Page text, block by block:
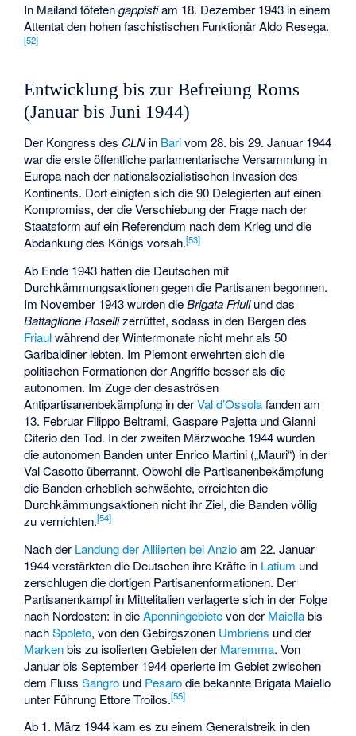
In Mailand tötetengappistiam 18. Dezember 1943 in einem
Attentat den hohen faschistischen FunktionärAldo Resega.
[52]
Entwicklung bis zur Befreiung Roms
(Januar bis Juni 1944)
Der Kongress des CLNin Barivom 28. bis 29. Januar 1944
war die erste öffentliche parlamentarische Versammlung in
Europa nach der nationalsozialistischen Invasion des
Kontinents. Dort einigten sich die 90 Delegierten auf einen
Kompromiss, der die Verschiebung der Frage nach der
Staatsform auf ein Referendum nach dem Krieg und die
Abdankung des Königs vorsah.[53]
Ab Ende 1943 hatten die Deutschen mit
Durchkämmungsaktionen gegen die Partisanen begonnen.
Im November 1943 wurden dieBrigata Friuliund das
Battaglione Rosellizerrüttet, sodass in den Bergen des
Friaulwährend der Wintermonate nicht mehr als 50
Garibaldiner lebten. Im Piemont erwehrten sich die
politischen Formationen der Angriffe besser als die
autonomen. Im Zuge der desaströsen
Antipartisanenbekämpfung in derVal d’Ossolafanden am
13. Februar Filippo Beltrami, Gaspare Pajetta und Gianni
Citerio den Tod. In der zweiten Märzwoche 1944 wurden
die autonomen Banden unter Enrico Martini („Mauri“) in der
Val Casotto überrannt. Obwohl die Partisanenbekämpfung
die Banden erheblich schwächte, erreichten die
Durchkämmungsaktionen nicht ihr Ziel, die Banden völlig
zu vernichten.[54]
Nach der Landung der Alliierten bei Anzioam 22. Januar
1944 verstärkten die Deutschen ihre Kräfte in Latium und
zerschlugen die dortigen Partisanenformationen. Der
Partisanenkampf in Mittelitalien verlagerte sich in der Folge
nach Nordosten: in dieApenningebietevon der Maiellabis
nachSpoleto, von den Gebirgszonen Umbriens und der
Markenbis zu isolierten Gebieten der Maremma. Von
Januar bis September 1944 operierte im Gebiet zwischen
dem FlussSangro und Pesarodie bekannte Brigata Maiello
unter Führung Ettore Troilos.[55]
Ab 1. März 1944 kam es zu einem Generalstreik in den